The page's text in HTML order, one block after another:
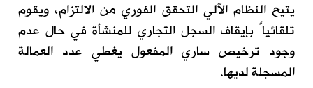
يتيح النظام الآلي التحقق الفوري من الالتزام، ويقوم
تلقائياً بإيقاف السجل التجاري للمنشأة في حال عدم
وجود ترخيص ساري المفعول يغطي عدد العمالة
المسجلة لديها.